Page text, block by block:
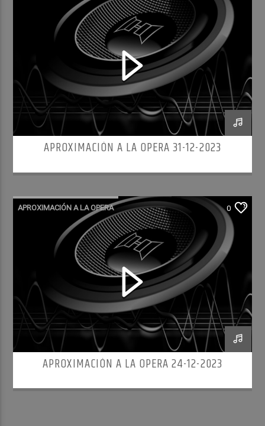
APROXIMACIÓN A LA OPERA 31-12-2023
APROXIMACIÓN A LA OPERA 0
APROXIMACIÓN A LA OPERA 24-12-2023